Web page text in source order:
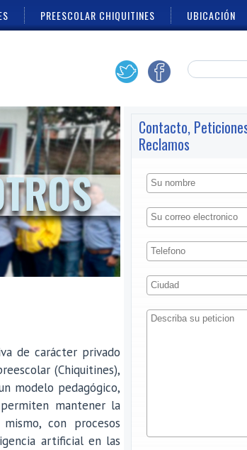
PREESCOLAR CHIQUITINES UBICACIÓN
de carácter privado
(Chiquitines),
modelo pedagógico,
mantener la
con procesos
artificial en las
Contacto,
Reclamos